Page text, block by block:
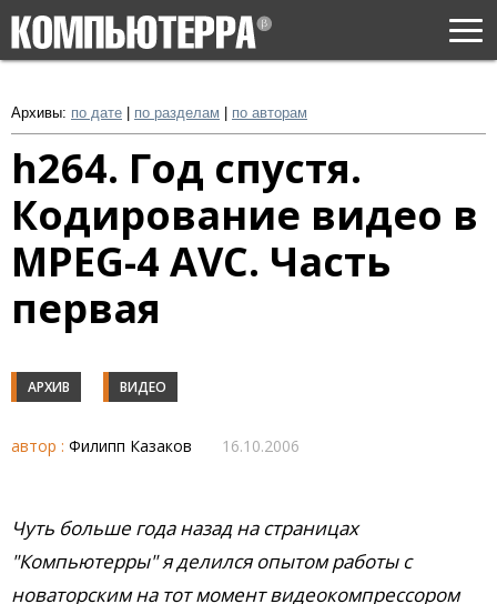
Архивы: по дате по разделам по авторам
h264. Год спустя.
Кодирование видео в
MPEG-4 AVC. Часть
первая
АРХИВ ВИДЕО
автор : Филипп Казаков 16.10.2006
Чуть больше года назад на страницах
"Компьютерры" я делился опытом работы с
новаторским на тот момент видеокомпрессором